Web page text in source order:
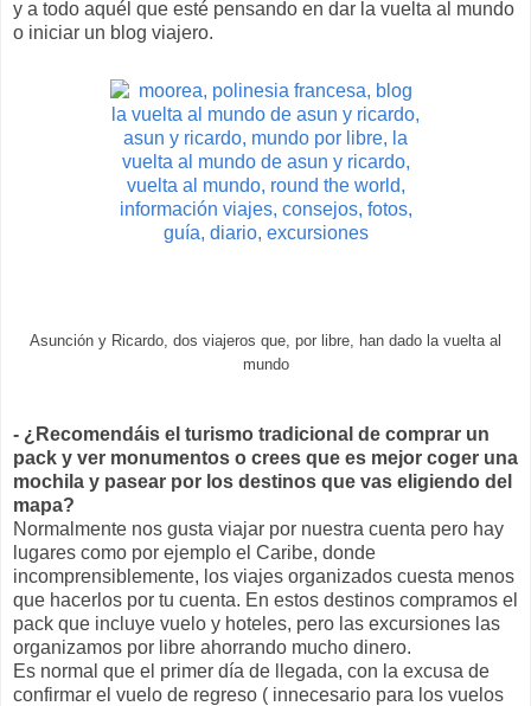
y a todo aquél que esté pensando en dar la vuelta al mundo
o iniciar un blog viajero.
Asunción y Ricardo, dos viajeros que, por libre, han dado la vuelta al
mundo
- ¿Recomendáis el turismo tradicional de comprar un
pack y ver monumentos o crees que es mejor coger una
mochila y pasear por los destinos que vas eligiendo del
mapa?
Normalmente nos gusta viajar por nuestra cuenta pero hay
lugares como por ejemplo el Caribe, donde
incomprensiblemente, los viajes organizados cuesta menos
que hacerlos por tu cuenta. En estos destinos compramos el
pack que incluye vuelo y hoteles, pero las excursiones las
organizamos por libre ahorrando mucho dinero.
Es normal que el primer día de llegada, con la excusa de
confirmar el vuelo de regreso ( innecesario para los vuelos